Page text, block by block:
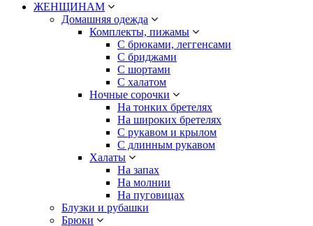
ЖЕНЩИНАМ
Домашняя одежда
Комплекты, пижамы
С брюками, леггенсами
С бриджами
С шортами
С халатом
Ночные сорочки
На тонких бретелях
На широких бретелях
С рукавом и крылом
С длинным рукавом
Халаты
На запах
На молнии
На пуговицах
Блузки и рубашки
Брюки